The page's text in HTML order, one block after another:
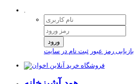
.
ورود
بازیابی رمز عبور ثبت نام در سایت